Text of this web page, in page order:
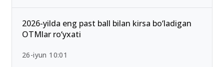
2026-yilda eng past ball bilan kirsa bo‘ladigan
OTMlar ro‘yxati
26-iyun 10:01